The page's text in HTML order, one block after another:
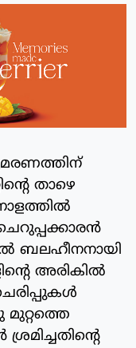
താഴെ
ബലഹീനനായി
അരികില്‍
മുറ്റത്തെ